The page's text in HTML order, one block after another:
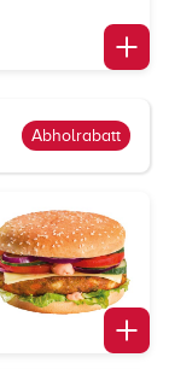
Abholrabatt